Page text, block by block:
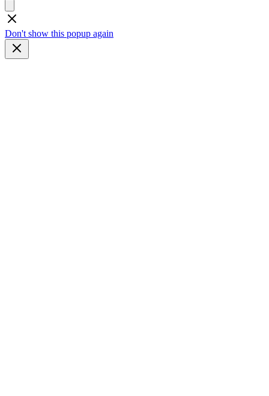
sản
phẩm
Don't show this popup again